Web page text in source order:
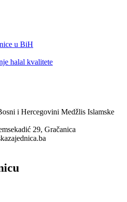
u BiH
halal kvalitete
i Hercegovini Medžlis Islamske
29, Gračanica